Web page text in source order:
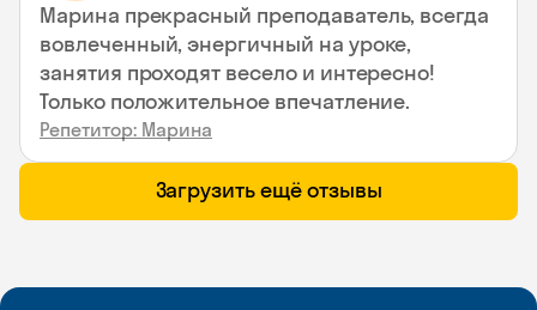
Марина прекрасный преподаватель, всегда
вовлеченный, энергичный на уроке,
занятия проходят весело и интересно!
Только положительное впечатление.
Репетитор: Марина
Загрузить ещё отзывы